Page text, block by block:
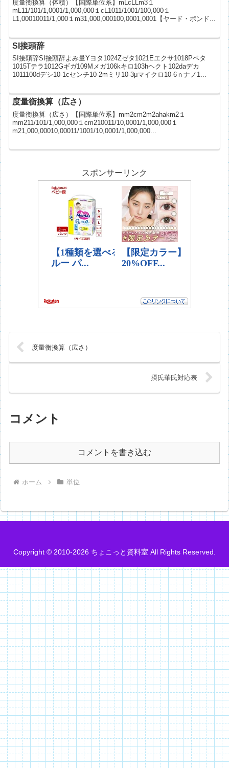
度量衡換算（体積）【国際単位系】mLcLLm3１
mL11/101/1,0001/1,000,000１cL1011/1001/100,000１
L1,00010011/1,000１m31,000,000100,0001,0001【ヤード・ポンド...
SI接頭辞
SI接頭辞SI接頭辞よみ量Yヨタ1024Zゼタ1021Eエクサ1018Pペタ
1015Tテラ1012Gギガ109Mメガ106kキロ103hヘクト102daデカ
1011100dデシ10-1cセンチ10-2mミリ10-3μマイクロ10-6ｎナノ1...
度量衡換算（広さ）
度量衡換算（広さ）【国際単位系】mm2cm2m2ahakm2１
mm211/101/1,000,000１cm210011/10,0001/1,000,000１
m21,000,00010,00011/1001/10,0001/1,000,000...
スポンサーリンク
度量衡換算（広さ）
摂氏華氏対応表
コメント
コメントを書き込む
ホーム 単位
Copyright © 2010-2026 ちょこっと資料室 All Rights Reserved.